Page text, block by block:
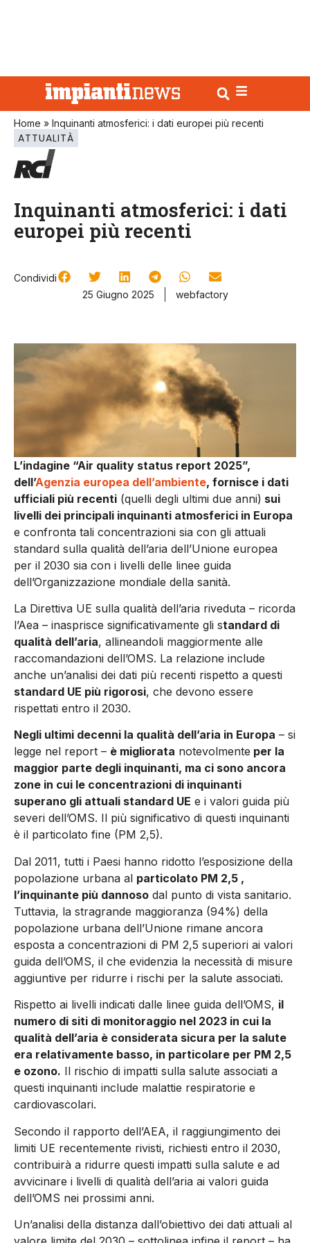
Home » Inquinanti atmosferici: i dati europei più recenti
ATTUALITÀ
Inquinanti atmosferici: i dati
europei più recenti
Condividi
25 Giugno 2025
webfactory
L’indagine “Air quality status report 2025”,
dell’Agenzia europea dell’ambiente, fornisce i dati
ufficiali più recenti (quelli degli ultimi due anni) sui
livelli dei principali inquinanti atmosferici in Europa
e confronta tali concentrazioni sia con gli attuali
standard sulla qualità dell’aria dell’Unione europea
per il 2030 sia con i livelli delle linee guida
dell’Organizzazione mondiale della sanità.
La Direttiva UE sulla qualità dell’aria riveduta – ricorda
l’Aea – inasprisce significativamente gli standard di
qualità dell’aria, allineandoli maggiormente alle
raccomandazioni dell’OMS. La relazione include
anche un’analisi dei dati più recenti rispetto a questi
standard UE più rigorosi, che devono essere
rispettati entro il 2030.
Negli ultimi decenni la qualità dell’aria in Europa – si
legge nel report – è migliorata notevolmente per la
maggior parte degli inquinanti, ma ci sono ancora
zone in cui le concentrazioni di inquinanti
superano gli attuali standard UE e i valori guida più
severi dell’OMS. Il più significativo di questi inquinanti
è il particolato fine (PM 2,5).
Dal 2011, tutti i Paesi hanno ridotto l’esposizione della
popolazione urbana al particolato PM 2,5 ,
l’inquinante più dannoso dal punto di vista sanitario.
Tuttavia, la stragrande maggioranza (94%) della
popolazione urbana dell’Unione rimane ancora
esposta a concentrazioni di PM 2,5 superiori ai valori
guida dell’OMS, il che evidenzia la necessità di misure
aggiuntive per ridurre i rischi per la salute associati.
Rispetto ai livelli indicati dalle linee guida dell’OMS, il
numero di siti di monitoraggio nel 2023 in cui la
qualità dell’aria è considerata sicura per la salute
era relativamente basso, in particolare per PM 2,5
e ozono. Il rischio di impatti sulla salute associati a
questi inquinanti include malattie respiratorie e
cardiovascolari.
Secondo il rapporto dell’AEA, il raggiungimento dei
limiti UE recentemente rivisti, richiesti entro il 2030,
contribuirà a ridurre questi impatti sulla salute e ad
avvicinare i livelli di qualità dell’aria ai valori guida
dell’OMS nei prossimi anni.
Un’analisi della distanza dall’obiettivo dei dati attuali al